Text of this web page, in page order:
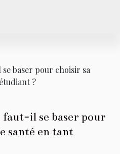
baser pour choisir sa
?
il se baser pour
santé en tant